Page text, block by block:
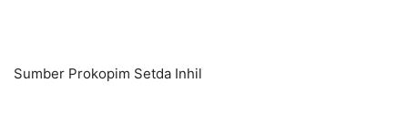
Sumber Prokopim Setda Inhil